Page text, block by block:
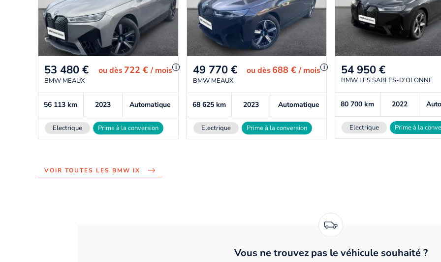
53 480 € oudès 722 €/ mois i
BMW MEAUX
56 113km 2023 Automatique
Electrique Prime à la conversion
49 770 € oudès688 €/ mois i
BMW MEAUX
68 625 km 2023 Automatique
Electrique Prime à la conversion
54 950 €
BMW LES SABLES-D'OLONNE
80 700km 2022
Electrique Prime à la
VOIR TOUTES LES BMW IX
Vous ne trouvez pas le véhicule souhaité ?